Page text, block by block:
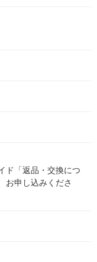
ド「返品・交換につ
お申し込みくださ